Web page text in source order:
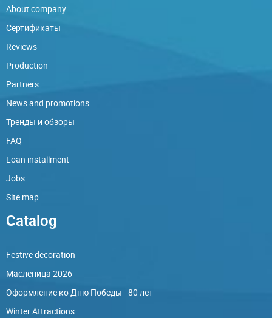
About company
Сертификаты
Reviews
Production
Partners
News and promotions
Тренды и обзоры
FAQ
Loan installment
Jobs
Site map
Catalog
Festive decoration
Масленица 2026
Оформление ко Дню Победы - 80 лет
Winter Attractions